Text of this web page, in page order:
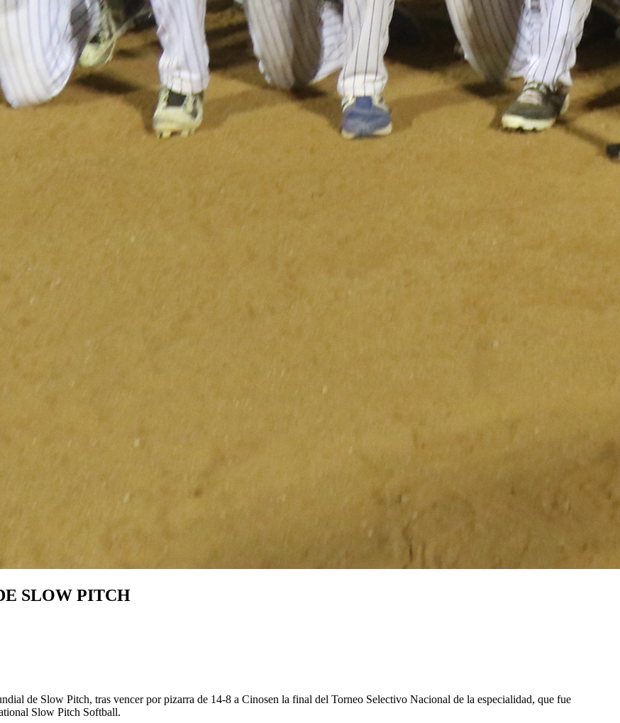
SLOW PITCH
de Slow Pitch, tras vencer por pizarra de 14-8 a Cinosen la final del Torneo Selectivo Nacional de la especialidad, que fue
Slow Pitch Softball.